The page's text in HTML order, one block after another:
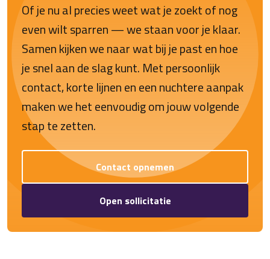
Of je nu al precies weet wat je zoekt of nog
even wilt sparren — we staan voor je klaar.
Samen kijken we naar wat bij je past en hoe
je snel aan de slag kunt. Met persoonlijk
contact, korte lijnen en een nuchtere aanpak
maken we het eenvoudig om jouw volgende
stap te zetten.
Contact opnemen
Open sollicitatie